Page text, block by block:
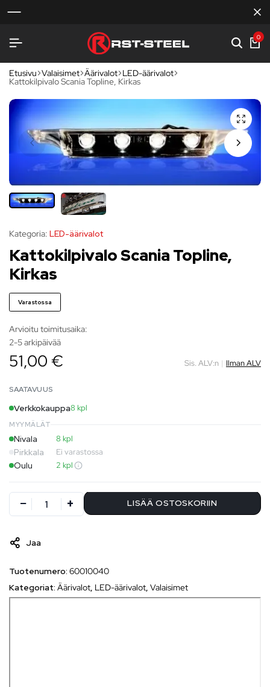
0
Etusivu Valaisimet Äärivalot LED-äärivalot
Kattokilpivalo Scania Topline, Kirkas
Kategoria: LED-äärivalot
Kattokilpivalo Scania Topline,
Kirkas
Varastossa
Arvioitu toimitusaika:
2-5 arkipäivää
51,00 € Sis. ALV:n | Ilman ALV
SAATAVUUS
Verkkokauppa8 kpl
MYYMÄLÄT
Nivala 8 kpl
Pirkkala Ei varastossa
Oulu 2 kpl
LISÄÄ OSTOSKORIIN
Jaa
Tuotenumero: 60010040
Kategoriat: Äärivalot, LED-äärivalot, Valaisimet